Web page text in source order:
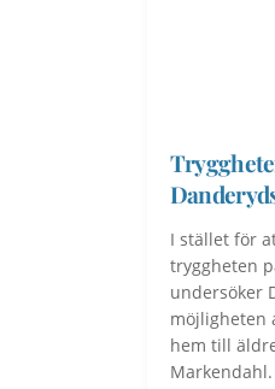
I stället för
tryggheten
undersöker
möjligheten
hem till
Markendahl.